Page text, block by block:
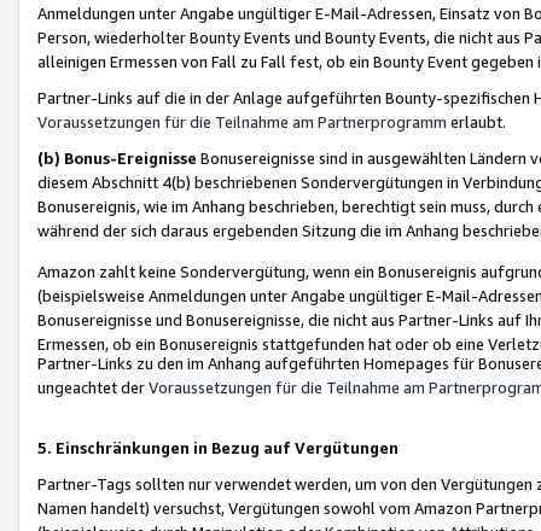
Anmeldungen unter Angabe ungültiger E-Mail-Adressen, Einsatz von
Person, wiederholter Bounty Events und Bounty Events, die nicht
alleinigen Ermessen von Fall zu Fall fest, ob ein Bounty Event
Partner-Links auf die in der Anlage aufgeführten Bounty-spezifischen
Voraussetzungen für die Teilnahme am Partnerprogramm erlaubt.
(b) Bonus-Ereignisse Bonusereignisse sind in ausgewählten Ländern
diesem Abschnitt 4(b) beschriebenen Sondervergütungen in
Bonusereignis, wie im Anhang beschrieben, berechtigt sein muss,
während der sich daraus ergebenden Sitzung die im Anhang
Amazon zahlt keine Sondervergütung, wenn ein Bonusereignis
(beispielsweise Anmeldungen unter Angabe ungültiger E-Mail-
Bonusereignisse und Bonusereignisse, die nicht aus Partner-Links auf
Ermessen, ob ein Bonusereignis stattgefunden hat oder ob eine
Partner-Links zu den im Anhang aufgeführten Homepages für
ungeachtet derVoraussetzungen für die Teilnahme am
5. Einschränkungen in Bezug auf Vergütungen
Partner-Tags sollten nur verwendet werden, um von den
Namen handelt) versuchst, Vergütungen sowohl vom Amazon